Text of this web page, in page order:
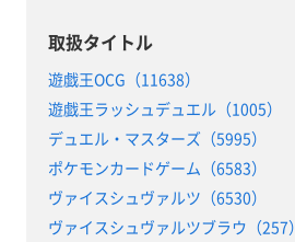
取扱タイトル
遊戯王OCG（11638）
遊戯王ラッシュデュエル（1005）
デュエル・マスターズ（5995）
ポケモンカードゲーム（6583）
ヴァイスシュヴァルツ（6530）
ヴァイスシュヴァルツブラウ（257）